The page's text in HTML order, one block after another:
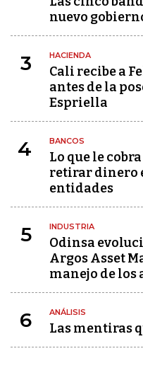
nuevo
3 HACIENDA
Cali recibe a
antes de la
Espriella
4 BANCOS
Lo que le
retirar dinero
entidades
5 INDUSTRIA
Odinsa
Argos Asset
manejo de los
6 ANÁLISIS
Las mentiras